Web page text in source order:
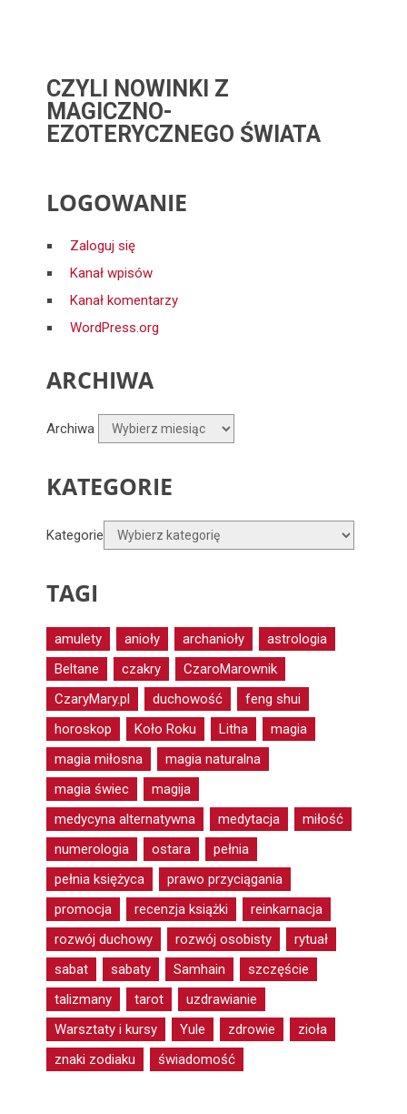
CZYLI NOWINKI Z
MAGICZNO-
EZOTERYCZNEGO ŚWIATA
LOGOWANIE
Zaloguj się
Kanał wpisów
Kanał komentarzy
WordPress.org
ARCHIWA
Archiwa
KATEGORIE
Kategorie
TAGI
amulety anioły archanioły
astrologia
Beltane
czakry
CzaroMarownik
CzaryMary.pl
duchowość
feng shui
horoskop
Koło Roku Litha
magia
magia miłosna
magia naturalna
magia świec
magija
medycyna alternatywna
medytacja
miłość
numerologia
ostara
pełnia
pełnia księżyca
prawo przyciągania
promocja
recenzja książki
reinkarnacja
rozwój duchowy
rozwój osobisty
rytuał
sabat
sabaty Samhain
szczęście
talizmany
tarot
uzdrawianie
Warsztaty i kursy
Yule zdrowie
zioła
znaki zodiaku
świadomość